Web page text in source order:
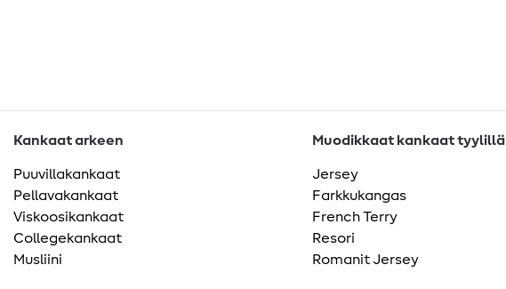
Kankaat arkeen
Puuvillakankaat
Pellavakankaat
Viskoosikankaat
Collegekankaat
Musliini
Muodikkaat kankaat tyylillä
Jersey
Farkkukangas
French Terry
Resori
Romanit Jersey